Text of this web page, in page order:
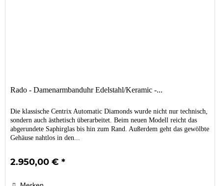
Rado - Damenarmbanduhr Edelstahl/Keramic -...
Die klassische Centrix Automatic Diamonds wurde nicht nur technisch,
sondern auch ästhetisch überarbeitet. Beim neuen Modell reicht das
abgerundete Saphirglas bis hin zum Rand. Außerdem geht das gewölbte
Gehäuse nahtlos in den...
2.950,00 € *